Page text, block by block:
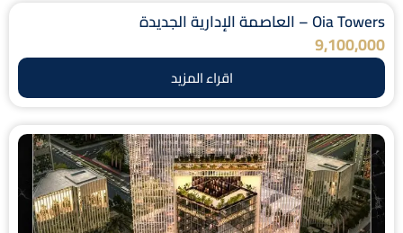
Oia Towers – العاصمة الإدارية الجديدة
9,100,000
اقراء المزيد